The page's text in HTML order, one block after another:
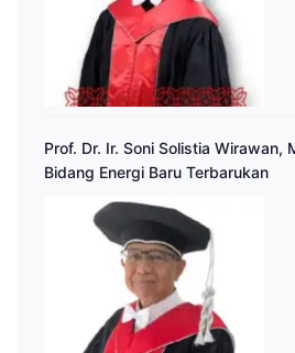
Prof. Dr. Ir. Soni Solistia Wirawan,
Bidang Energi Baru Terbarukan